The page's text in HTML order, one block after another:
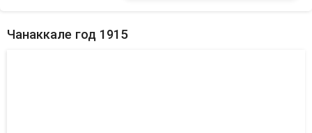
Чанаккале год 1915